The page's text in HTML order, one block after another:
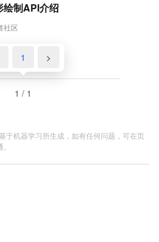
社区
绘制API介绍
1 >
1 / 1
于机器学习所生成，如有任何问题，可在页